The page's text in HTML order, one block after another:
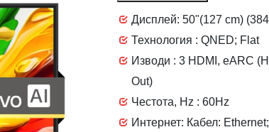
Дисплей: 50"(127 cm)
Технология : QNED; Flat
Изводи : 3 HDMI, eARC
Out)
Честота, Hz : 60Hz
Интернет: Кабел: